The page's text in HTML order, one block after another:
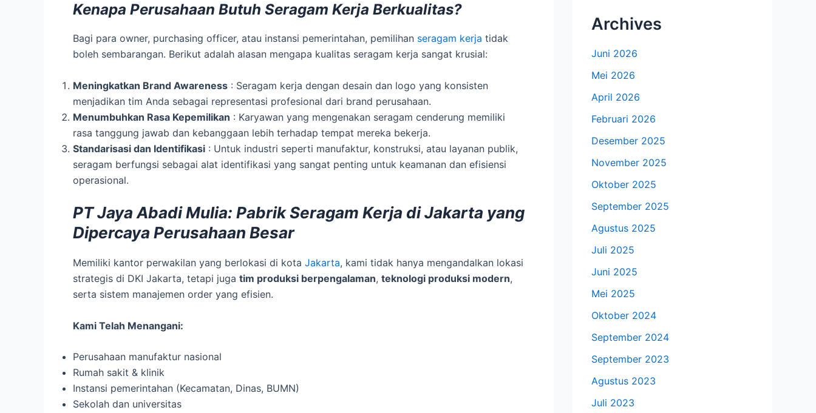
Kenapa Perusahaan Butuh Seragam Kerja Berkualitas?
Bagi para owner, purchasing officer, atau instansi pemerintahan, pemilihan seragam kerja tidak
boleh sembarangan. Berikut adalah alasan mengapa kualitas seragam kerja sangat krusial:
Meningkatkan Brand Awareness : Seragam kerja dengan desain dan logo yang konsisten
menjadikan tim Anda sebagai representasi profesional dari brand perusahaan.
Menumbuhkan Rasa Kepemilikan : Karyawan yang mengenakan seragam cenderung memiliki
rasa tanggung jawab dan kebanggaan lebih terhadap tempat mereka bekerja.
Standarisasi dan Identifikasi : Untuk industri seperti manufaktur, konstruksi, atau layanan publik,
seragam berfungsi sebagai alat identifikasi yang sangat penting untuk keamanan dan efisiensi
operasional.
PT Jaya Abadi Mulia: Pabrik Seragam Kerja di Jakarta yang
Dipercaya Perusahaan Besar
Memiliki kantor perwakilan yang berlokasi di kota Jakarta, kami tidak hanya mengandalkan lokasi
strategis di DKI Jakarta, tetapi juga tim produksi berpengalaman, teknologi produksi modern,
serta sistem manajemen order yang efisien.
Kami Telah Menangani:
Perusahaan manufaktur nasional
Rumah sakit & klinik
Instansi pemerintahan (Kecamatan, Dinas, BUMN)
Sekolah dan universitas
Archives
Juni 2026
Mei 2026
April 2026
Februari 2026
Desember 2025
November 2025
Oktober 2025
September 2025
Agustus 2025
Juli 2025
Juni 2025
Mei 2025
Oktober 2024
September 2024
September 2023
Agustus 2023
Juli 2023